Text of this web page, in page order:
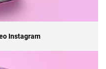
Instagram